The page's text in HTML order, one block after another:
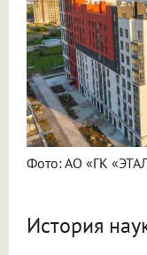
Фото: АО «ГК
История